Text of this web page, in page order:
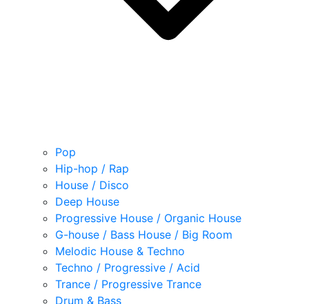
Pop
Hip-hop / Rap
House / Disco
Deep House
Progressive House / Organic House
G-house / Bass House / Big Room
Melodic House & Techno
Techno / Progressive / Acid
Trance / Progressive Trance
Drum & Bass